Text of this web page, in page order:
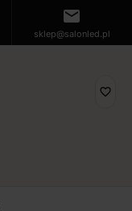
mail
sklep@salonled.pl
favorite_border